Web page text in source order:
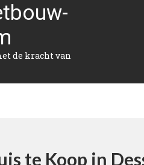
de kracht van
te Koop in